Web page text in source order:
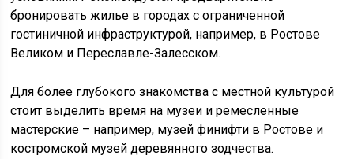
бронировать жилье в городах с ограниченной
гостиничной инфраструктурой, например, в Ростове
Великом и Переславле-Залесском.
Для более глубокого знакомства с местной культурой
стоит выделить время на музеи и ремесленные
мастерские – например, музей финифти в Ростове и
костромской музей деревянного зодчества.